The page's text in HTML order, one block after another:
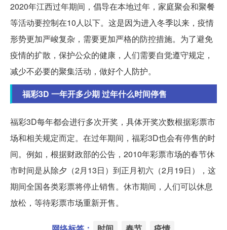
2020年江西过年期间，倡导在本地过年，家庭聚会和聚餐
等活动要控制在10人以下。这是因为进入冬季以来，疫情
形势更加严峻复杂，需要更加严格的防控措施。为了避免
疫情的扩散，保护公众的健康，人们需要自觉遵守规定，
减少不必要的聚集活动，做好个人防护。
福彩3D 一年开多少期 过年什么时间停售
福彩3D每年都会进行多次开奖，具体开奖次数根据彩票市
场和相关规定而定。在过年期间，福彩3D也会有停售的时
间。例如，根据财政部的公告，2010年彩票市场的春节休
市时间是从除夕（2月13日）到正月初六（2月19日），这
期间全国各类彩票将停止销售。休市期间，人们可以休息
放松，等待彩票市场重新开售。